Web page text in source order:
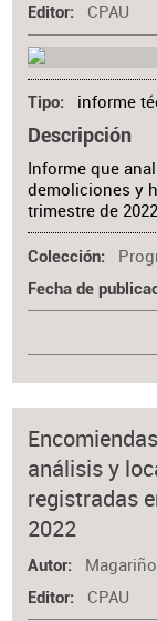
Editor CPAU
Tipo informe
Descripción
Informe que
demoliciones y
trimestre de
Colección
Fecha de
análisis y
registradas
2022
Autor
Editor CPAU